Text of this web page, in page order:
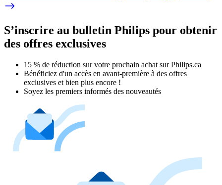
S’inscrire au bulletin Philips pour obtenir
des offres exclusives
15 % de réduction sur votre prochain achat sur Philips.ca​
Bénéficiez d'un accès en avant-première à des offres
exclusives et bien plus encore !
Soyez les premiers informés des nouveautés